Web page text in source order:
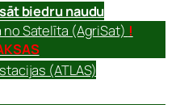
biedru naudu
Satelīta (AgriSat) !
(ATLAS)